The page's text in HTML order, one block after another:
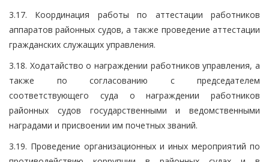
3.17. Координация работы по аттестации работников
аппаратов районных судов, а также проведение аттестации
гражданских служащих управления.
3.18. Ходатайство о награждении работников управления, а
также по согласованию с председателем
соответствующего суда о награждении работников
районных судов государственными и ведомственными
наградами и присвоении им почетных званий.
3.19. Проведение организационных и иных мероприятий по